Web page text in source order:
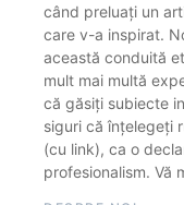
când preluați un
care v-a inspirat.
această conduită
mult mai multă
că găsiți subiecte
siguri că înțelegeți
(cu link), ca o
profesionalism. Vă